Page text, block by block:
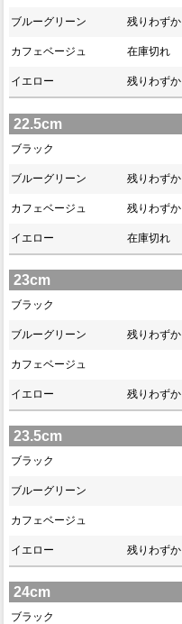
ブルーグリーン 残りわずか
カフェベージュ 在庫切れ
イエロー 残りわずか
22.5cm
ブラック
ブルーグリーン 残りわずか
カフェベージュ 残りわずか
イエロー 在庫切れ
23cm
ブラック
ブルーグリーン 残りわずか
カフェベージュ
イエロー 残りわずか
23.5cm
ブラック
ブルーグリーン
カフェベージュ
イエロー 残りわずか
24cm
ブラック